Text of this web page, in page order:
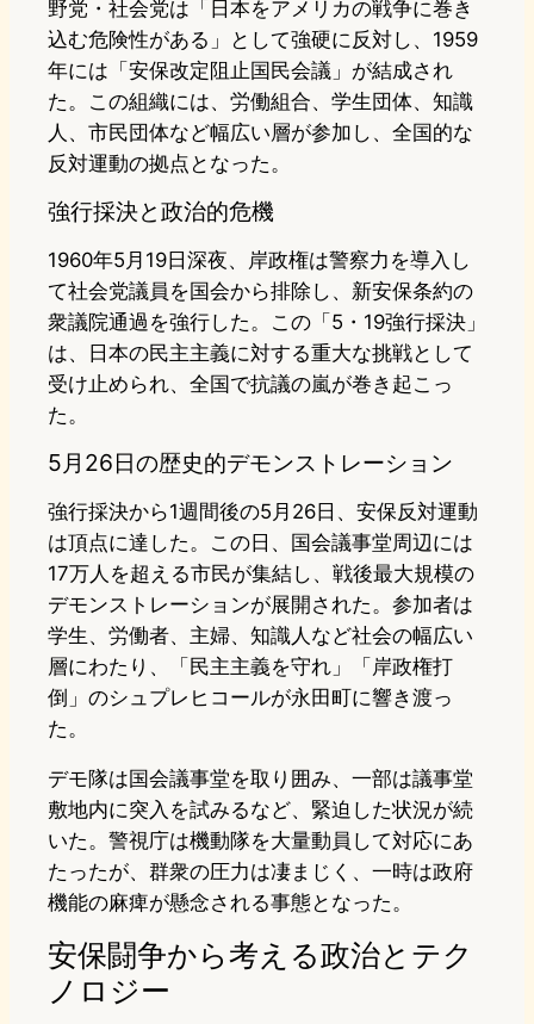
野党・社会党は「日本をアメリカの戦争に巻き
込む危険性がある」として強硬に反対し、1959
年には「安保改定阻止国民会議」が結成され
た。この組織には、労働組合、学生団体、知識
人、市民団体など幅広い層が参加し、全国的な
反対運動の拠点となった。
強行採決と政治的危機
1960年5月19日深夜、岸政権は警察力を導入し
て社会党議員を国会から排除し、新安保条約の
衆議院通過を強行した。この「5・19強行採決」
は、日本の民主主義に対する重大な挑戦として
受け止められ、全国で抗議の嵐が巻き起こっ
た。
5月26日の歴史的デモンストレーション
強行採決から1週間後の5月26日、安保反対運動
は頂点に達した。この日、国会議事堂周辺には
17万人を超える市民が集結し、戦後最大規模の
デモンストレーションが展開された。参加者は
学生、労働者、主婦、知識人など社会の幅広い
層にわたり、「民主主義を守れ」「岸政権打
倒」のシュプレヒコールが永田町に響き渡っ
た。
デモ隊は国会議事堂を取り囲み、一部は議事堂
敷地内に突入を試みるなど、緊迫した状況が続
いた。警視庁は機動隊を大量動員して対応にあ
たったが、群衆の圧力は凄まじく、一時は政府
機能の麻痺が懸念される事態となった。
安保闘争から考える政治とテク
ノロジー